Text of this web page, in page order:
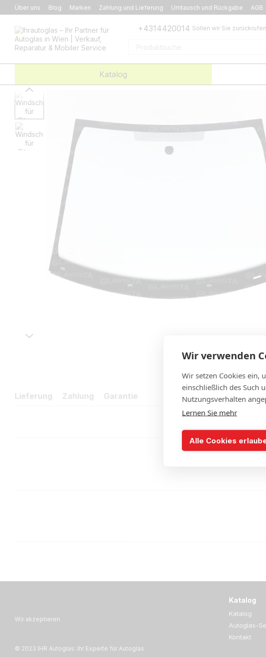
Перейти к основному контенту
Über uns Blog Marken Zahlung und Lieferung Umtausch und Rückgabe AGB
+4314420014 Sollen wir Sie
Katalog
Lieferung Zahlung Garantie
Wir akzeptieren
© 2023 IHR Autoglas. Ihr Experte für Autoglas
Katalog
Katalog
Autoglas-
Kontakt
Wir verwenden
Wir setzen Cookies ein,
einschließlich des Such
Nutzungsverhalten
Lernen Sie mehr
Alle Cookies